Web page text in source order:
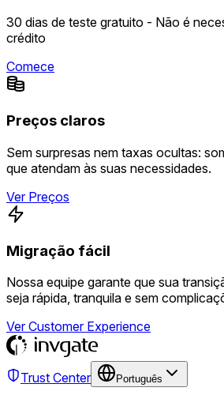
30 dias de teste gratuito - Não é
crédito
Comece
Preços claros
Sem surpresas nem taxas ocultas:
que atendam às suas necessidades.
Ver Preços
Migração fácil
Nossa equipe garante que sua
seja rápida, tranquila e sem
Ver Customer Experience
Trust Center Português